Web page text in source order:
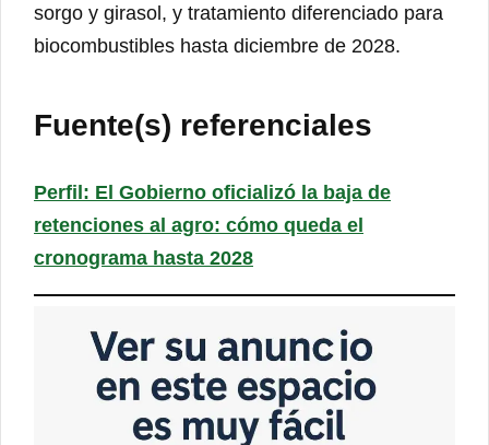
sorgo y girasol, y tratamiento diferenciado para
biocombustibles hasta diciembre de 2028.
Fuente(s) referenciales
Perfil: El Gobierno oficializó la baja de
retenciones al agro: cómo queda el
cronograma hasta 2028